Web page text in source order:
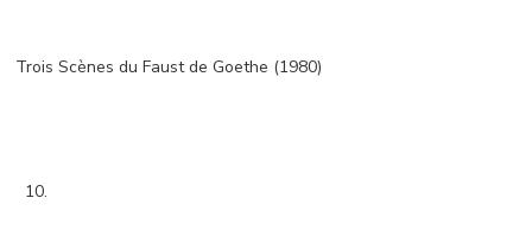
Trois Scènes du Faust de Goethe (1980)
10.